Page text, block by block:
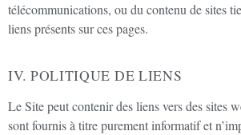
télécommunications, ou du contenu de sites
liens présents sur ces pages.
IV. POLITIQUE DE LIENS
Le Site peut contenir des liens vers des sites
sont fournis à titre purement informatif et